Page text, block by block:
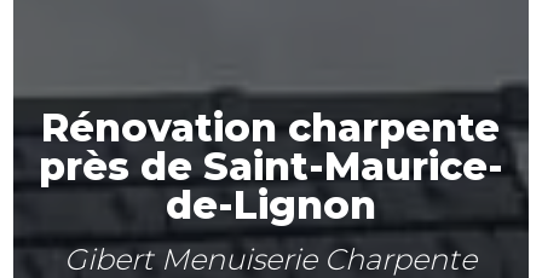
Rénovation charpente
près de Saint-Maurice-
de-Lignon
Gibert Menuiserie Charpente